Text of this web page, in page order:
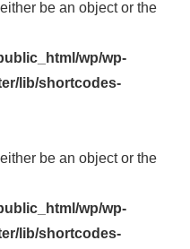
be an object or the
wp/wp-
lib/shortcodes-
be an object or the
wp/wp-
lib/shortcodes-